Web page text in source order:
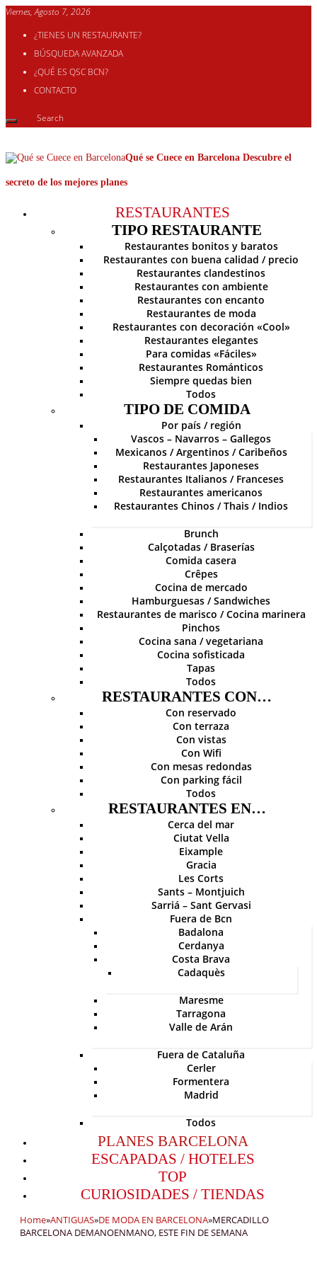
Viernes, Agosto 7, 2026
¿TIENES UN RESTAURANTE?
BÚSQUEDA AVANZADA
¿QUÉ ES QSC BCN?
CONTACTO
Qué se Cuece en Barcelona Descubre el
secreto de los mejores planes
RESTAURANTES
TIPO RESTAURANTE
Restaurantes bonitos y baratos
Restaurantes con buena calidad / precio
Restaurantes clandestinos
Restaurantes con ambiente
Restaurantes con encanto
Restaurantes de moda
Restaurantes con decoración «Cool»
Restaurantes elegantes
Para comidas «Fáciles»
Restaurantes Románticos
Siempre quedas bien
Todos
TIPO DE COMIDA
Por país / región
Vascos – Navarros – Gallegos
Mexicanos / Argentinos / Caribeños
Restaurantes Japoneses
Restaurantes Italianos / Franceses
Restaurantes americanos
Restaurantes Chinos / Thais / Indios
Brunch
Calçotadas / Braserías
Comida casera
Crêpes
Cocina de mercado
Hamburguesas / Sandwiches
Restaurantes de marisco / Cocina marinera
Pinchos
Cocina sana / vegetariana
Cocina sofisticada
Tapas
Todos
RESTAURANTES CON…
Con reservado
Con terraza
Con vistas
Con Wifi
Con mesas redondas
Con parking fácil
Todos
RESTAURANTES EN…
Cerca del mar
Ciutat Vella
Eixample
Gracia
Les Corts
Sants – Montjuich
Sarriá – Sant Gervasi
Fuera de Bcn
Badalona
Cerdanya
Costa Brava
Cadaquès
Maresme
Tarragona
Valle de Arán
Fuera de Cataluña
Cerler
Formentera
Madrid
Todos
PLANES BARCELONA
ESCAPADAS / HOTELES
TOP
CURIOSIDADES / TIENDAS
Home»ANTIGUAS»DE MODA EN BARCELONA»MERCADILLO
BARCELONA DEMANOENMANO, ESTE FIN DE SEMANA